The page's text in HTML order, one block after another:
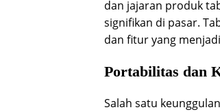
dan jajaran produk
signifikan di pasar.
dan fitur yang
Portabilitas dan
Salah satu